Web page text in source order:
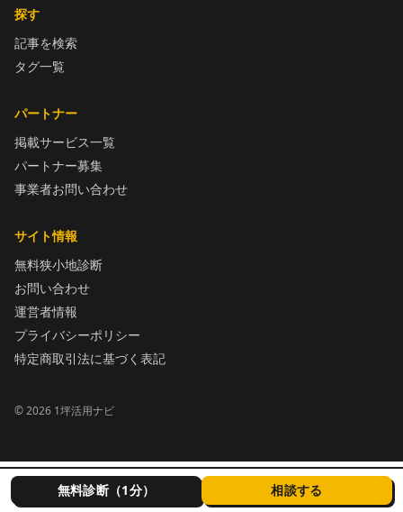
探す
記事を検索
タグ一覧
パートナー
掲載サービス一覧
パートナー募集
事業者お問い合わせ
サイト情報
無料狭小地診断
お問い合わせ
運営者情報
プライバシーポリシー
特定商取引法に基づく表記
©2026 1坪活用ナビ
無料診断（1分） 相談する